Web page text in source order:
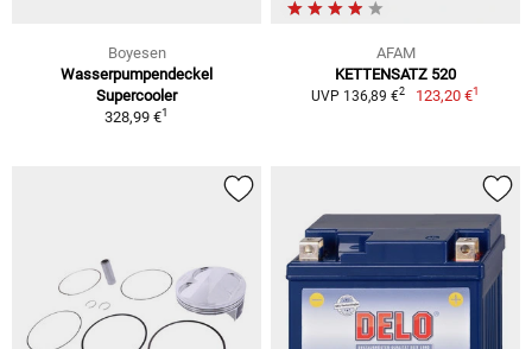
Boyesen
Wasserpumpendeckel
Supercooler
328,99 €1
AFAM
KETTENSATZ 520
UVP 136,89 €2 123,20 €1